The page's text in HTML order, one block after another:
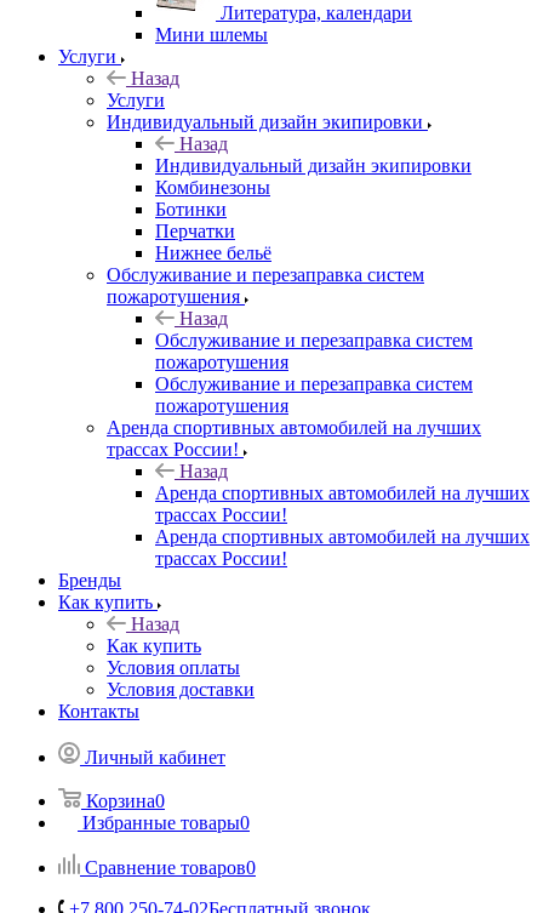
Литература, календари
Мини шлемы
Услуги
Назад
Услуги
Индивидуальный дизайн экипировки
Назад
Индивидуальный дизайн экипировки
Комбинезоны
Ботинки
Перчатки
Нижнее бельё
Обслуживание и перезаправка систем
пожаротушения
Назад
Обслуживание и перезаправка систем
пожаротушения
Обслуживание и перезаправка систем
пожаротушения
Аренда спортивных автомобилей на лучших
трассах России!
Назад
Аренда спортивных автомобилей на лучших
трассах России!
Аренда спортивных автомобилей на лучших
трассах России!
Бренды
Как купить
Назад
Как купить
Условия оплаты
Условия доставки
Контакты
Личный кабинет
Корзина0
Избранные товары0
Сравнение товаров0
+7 800 250-74-02Бесплатный звонок